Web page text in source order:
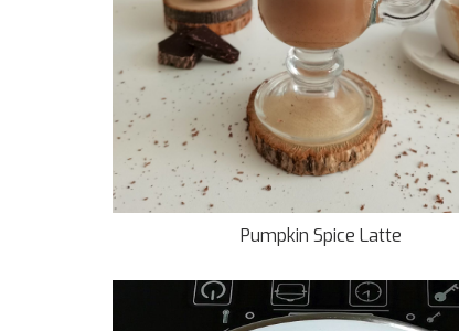
Pumpkin Spice Latte